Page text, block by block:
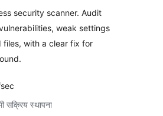
security scanner. Audit
weak settings
files, with a clear fix for
सक्रिय स्थापना